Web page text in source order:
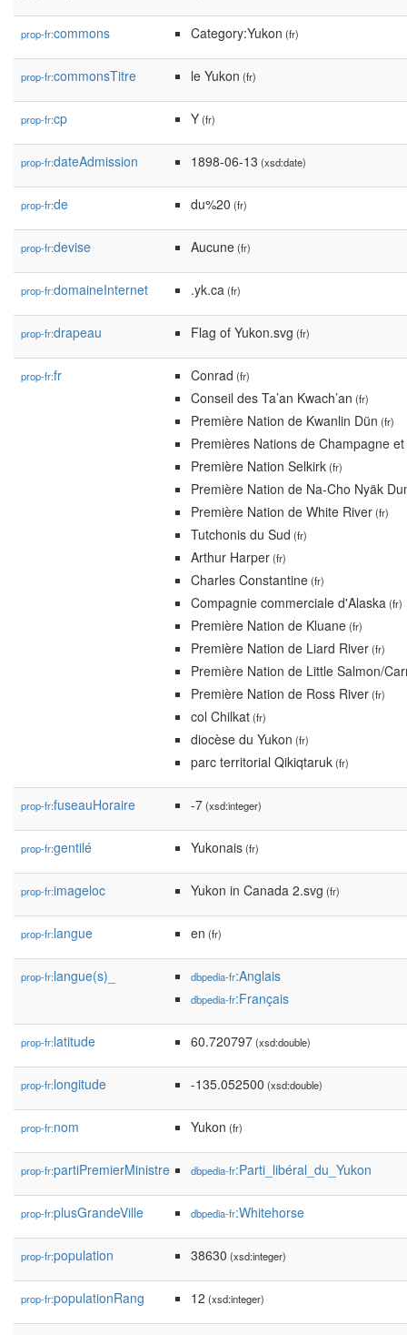
prop-fr:commons Category:Yukon (fr)
prop-fr:commonsTitre le Yukon (fr)
prop-fr:cp Y(fr)
prop-fr:dateAdmission 1898-06-13 (xsd:date)
prop-fr:de du%20 (fr)
prop-fr:devise Aucune(fr)
prop-fr:domaineInternet .yk.ca(fr)
prop-fr:drapeau Flag of Yukon.svg (fr)
prop-fr:fr Conrad (fr)
Conseil des Ta’an Kwach’an (fr)
Première Nation de Kwanlin Dün (fr)
Premières Nations de Champagne
Première Nation Selkirk(fr)
Première Nation de Na-Cho Nyäk
Première Nation de White River(fr)
Tutchonis du Sud (fr)
Arthur Harper(fr)
Charles Constantine(fr)
Compagnie commerciale d'Alaska(fr)
Première Nation de Kluane(fr)
Première Nation de Liard River(fr)
Première Nation de Little Salmon/
Première Nation de Ross River(fr)
col Chilkat(fr)
diocèse du Yukon (fr)
parc territorial Qikiqtaruk(fr)
prop-fr:fuseauHoraire -7(xsd:integer)
prop-fr:gentilé Yukonais(fr)
prop-fr:imageloc Yukon in Canada 2.svg (fr)
prop-fr:langue en (fr)
prop-fr:langue(s)_ dbpedia-fr:Anglais
dbpedia-fr:Français
prop-fr:latitude 60.720797(xsd:double)
prop-fr:longitude -135.052500 (xsd:double)
prop-fr:nom Yukon (fr)
prop-fr:partiPremierMinistre dbpedia-fr:Parti_libéral_du_Yukon
prop-fr:plusGrandeVille dbpedia-fr:Whitehorse
prop-fr:population 38630 (xsd:integer)
prop-fr:populationRang 12 (xsd:integer)